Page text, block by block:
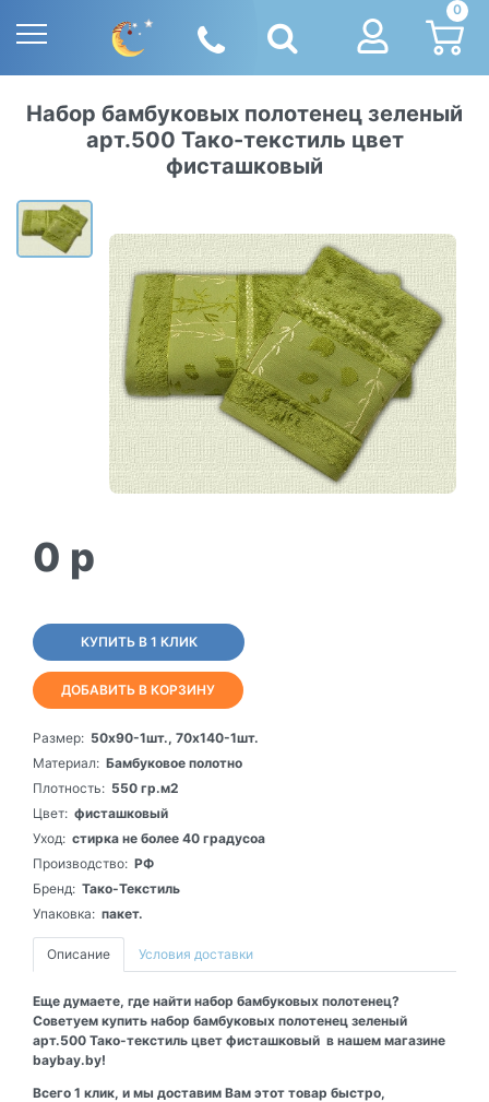
0
Набор бамбуковых полотенец зеленый
арт.500 Тако-текстиль цвет
фисташковый
0 p
КУПИТЬ В 1 КЛИК
ДОБАВИТЬ В КОРЗИНУ
Размер: 50х90-1шт., 70х140-1шт.
Материал: Бамбуковое полотно
Плотность: 550 гр.м2
Цвет: фисташковый
Уход: стирка не более 40 градусоа
Производство: РФ
Бренд: Тако-Текстиль
Упаковка: пакет.
Описание Условия доставки
Еще думаете, где найти набор бамбуковых полотенец?
Советуем купить набор бамбуковых полотенец зеленый
арт.500 Тако-текстиль цвет фисташковый в нашем магазине
baybay.by!
Всего 1 клик, и мы доставим Вам этот товар быстро,